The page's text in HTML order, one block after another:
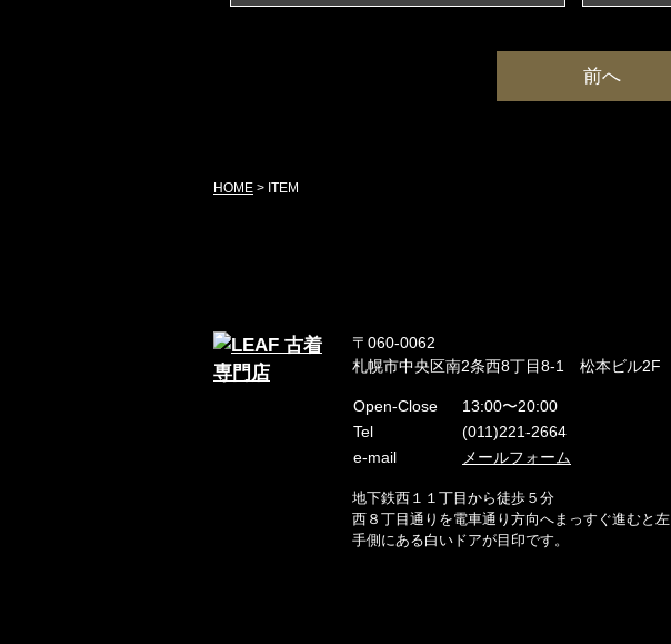
前へ
HOME > ITEM
〒060-0062
札幌市中央区南2条西8丁目8-1 松本ビル2F
Open-Close
13:00〜20:00
Tel
(011)221-2664
e-mail
メールフォーム
地下鉄西１１丁目から徒歩５分
西８丁目通りを電車通り方向へまっすぐ進むと左
手側にある白いドアが目印です。